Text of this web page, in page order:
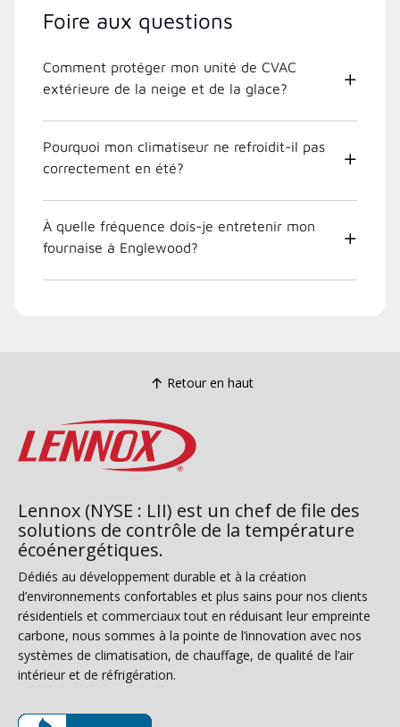
Foire aux questions
Comment protéger mon unité de CVAC
extérieure de la neige et de la glace?
Pourquoi mon climatiseur ne refroidit-il pas
correctement en été?
À quelle fréquence dois-je entretenir mon
fournaise à Englewood?
Retour en haut
Lennox (NYSE : LII) est un chef de file des
solutions de contrôle de la température
écoénergétiques.
Dédiés au développement durable et à la création
d’environnements confortables et plus sains pour nos clients
résidentiels et commerciaux tout en réduisant leur empreinte
carbone, nous sommes à la pointe de l’innovation avec nos
systèmes de climatisation, de chauffage, de qualité de l’air
intérieur et de réfrigération.